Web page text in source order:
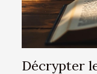
Décrypter